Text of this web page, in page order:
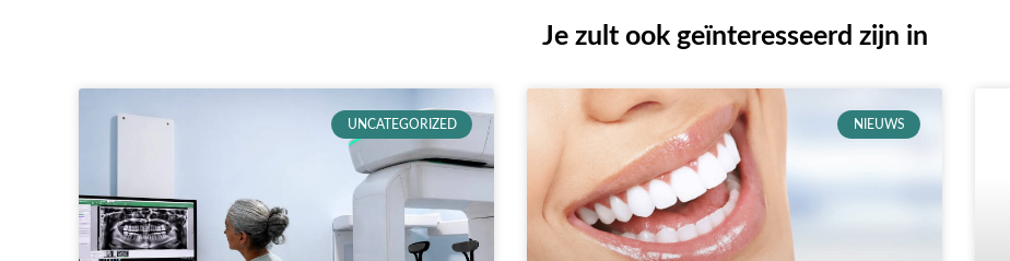
Je zult ook geïnteresseerd zijn in
UNCATEGORIZED NIEUWS